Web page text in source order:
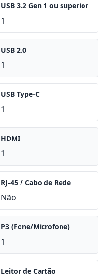
USB 3.2 Gen 1 ou superior
1
USB 2.0
1
USB Type-C
1
HDMI
1
RJ-45 / Cabo de Rede
Não
P3 (Fone/Microfone)
1
Leitor de Cartão